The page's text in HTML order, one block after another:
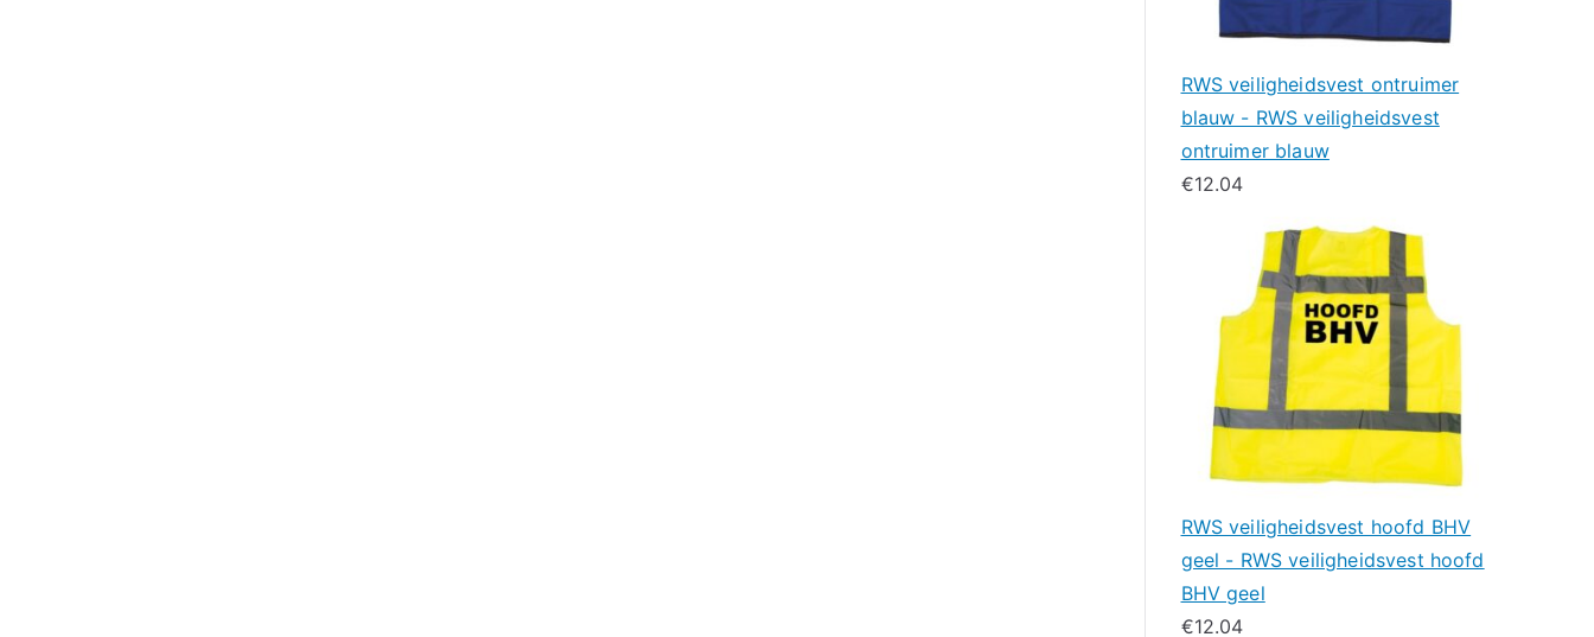
RWS veiligheidsvest ontruimer
blauw - RWS veiligheidsvest
ontruimer blauw
€12.04
RWS veiligheidsvest hoofd BHV
geel - RWS veiligheidsvest hoofd
BHV geel
€12.04